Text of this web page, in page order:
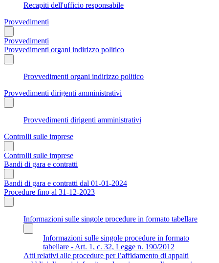
Recapiti dell'ufficio responsabile
Provvedimenti
Provvedimenti
Provvedimenti organi indirizzo politico
Provvedimenti organi indirizzo politico
Provvedimenti dirigenti amministrativi
Provvedimenti dirigenti amministrativi
Controlli sulle imprese
Controlli sulle imprese
Bandi di gara e contratti
Bandi di gara e contratti dal 01-01-2024
Procedure fino al 31-12-2023
Informazioni sulle singole procedure in formato tabellare
Informazioni sulle singole procedure in formato
tabellare - Art. 1, c. 32, Legge n. 190/2012
Atti relativi alle procedure per l’affidamento di appalti